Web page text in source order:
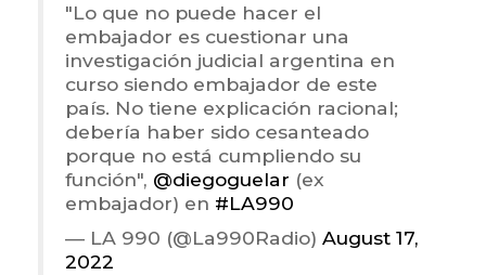
"Lo que no puede hacer el
embajador es cuestionar una
investigación judicial argentina en
curso siendo embajador de este
país. No tiene explicación racional;
debería haber sido cesanteado
porque no está cumpliendo su
función", @diegoguelar (ex
embajador) en #LA990
— LA 990 (@La990Radio) August 17,
2022